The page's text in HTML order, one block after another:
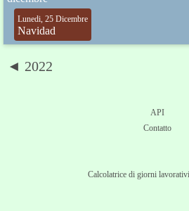
Lunedi, 25 Dicembre
Navidad
◄ 2022
API
Contatto
Calcolatrice di giorni